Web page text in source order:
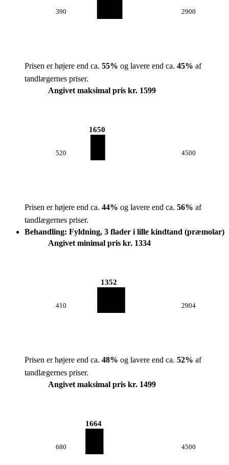
390 2900
Prisen er højere end ca. 55% og lavere end ca. 45% af
tandlægernes priser.
Angivet maksimal pris kr. 1599
520
1650
4500
Prisen er højere end ca. 44% og lavere end ca. 56% af
tandlægernes priser.
Behandling: Fyldning, 3 flader i lille kindtand (præmolar)
Angivet minimal pris kr. 1334
410
1352
2904
Prisen er højere end ca. 48% og lavere end ca. 52% af
tandlægernes priser.
Angivet maksimal pris kr. 1499
680
1664
4500